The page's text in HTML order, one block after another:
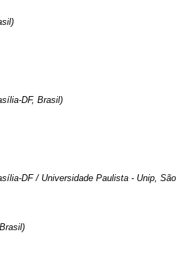
DF, Brasil)
DF / Universidade Paulista - Unip, São